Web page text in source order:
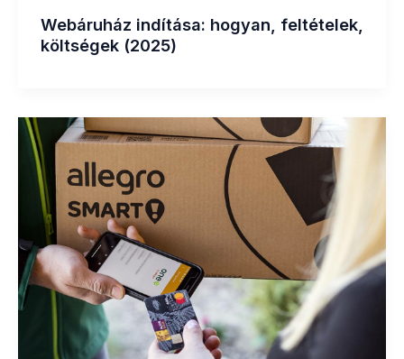
Webáruház indítása: hogyan, feltételek,
költségek (2025)